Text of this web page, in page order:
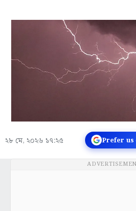
২৮ মে, ২০২৬ ১৭:২৫ Prefer us